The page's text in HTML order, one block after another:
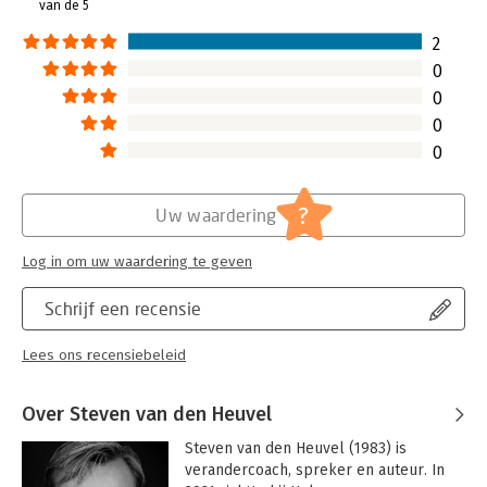
boek om draait, ook in de vernieuwde en eigentijdse derde
dat lezers hun werk iedere dag steeds een stukje beter en
klantgerichter kunnen maken. Lean en dit boek zijn daarvoor
een prachtig hulpmiddel.
Hoofdrubriek:
van de 5
2
0
0
0
0
Schrijf een recensie
Lees ons recensiebeleid
Uw waardering ?
Log in om uw waardering te geven
Over Steven van den Heuvel
Steven van den Heuvel (1983) is
verandercoach, spreker en auteur. In